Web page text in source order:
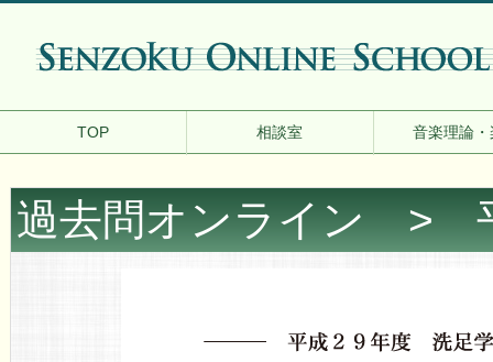
TOP 相談室 音楽理論
過去問オンライン> 平